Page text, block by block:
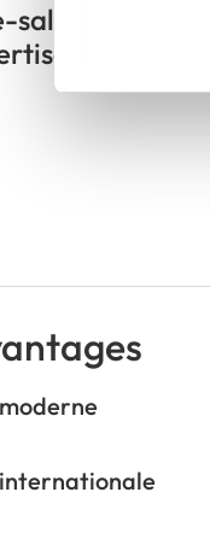
salon #2